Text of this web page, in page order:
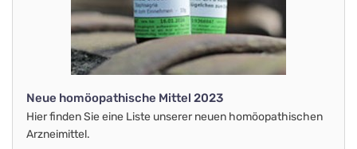
Neue homöopathische Mittel 2023
Hier finden Sie eine Liste unserer neuen homöopathischen
Arzneimittel.